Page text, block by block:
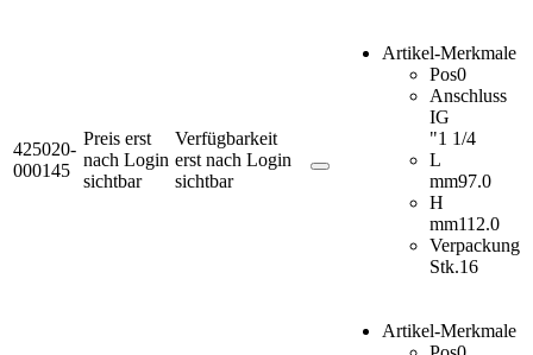
425020-
000145
Preis erst
nach Login
sichtbar
Verfügbarkeit
erst nach Login
sichtbar
Artikel-Merkmale
Pos0
Anschluss
IG
"1 1/4
L
mm97.0
H
mm112.0
Verpackung
Stk.16
Artikel-Merkmale